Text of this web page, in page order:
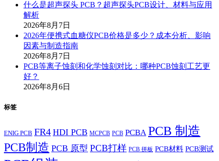
什么是超声探头 PCB？超声探头PCB设计、材料与应用
解析
2026年8月7日
2026年便携式血糖仪PCB价格是多少？成本分析、影响
因素与制造指南
2026年8月7日
PCB等离子蚀刻和化学蚀刻对比：哪种PCB蚀刻工艺更
好？
2026年8月6日
标签
ENIG PCB FR4 HDI PCB MCPCB PCB PCBA PCB 制造
PCB制造 PCB 原型 PCB打样 PCB 拼板 PCB材料 PCB测试